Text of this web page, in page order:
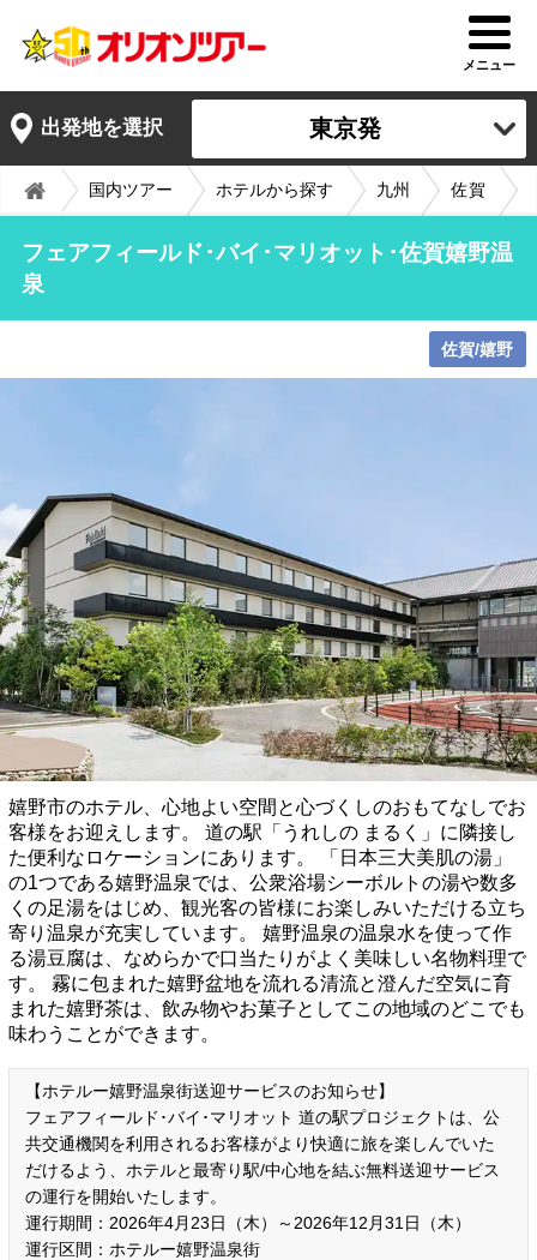
メニュー
出発地を選択 東京発
国内ツアー ホテルから探す 九州 佐賀
フェアフィールド･バイ･マリオット･佐賀嬉野温
泉
佐賀/嬉野
嬉野市のホテル、心地よい空間と心づくしのおもてなしでお
客様をお迎えします。 道の駅「うれしの まるく」に隣接し
た便利なロケーションにあります。 「日本三大美肌の湯」
の1つである嬉野温泉では、公衆浴場シーボルトの湯や数多
くの足湯をはじめ、観光客の皆様にお楽しみいただける立ち
寄り温泉が充実しています。 嬉野温泉の温泉水を使って作
る湯豆腐は、なめらかで口当たりがよく美味しい名物料理で
す。 霧に包まれた嬉野盆地を流れる清流と澄んだ空気に育
まれた嬉野茶は、飲み物やお菓子としてこの地域のどこでも
味わうことができます。
【ホテルー嬉野温泉街送迎サービスのお知らせ】
フェアフィールド･バイ･マリオット 道の駅プロジェクトは、公
共交通機関を利用されるお客様がより快適に旅を楽しんでいた
だけるよう、ホテルと最寄り駅/中心地を結ぶ無料送迎サービス
の運行を開始いたします。
運行期間：2026年4月23日（木）～2026年12月31日（木）
運行区間：ホテルー嬉野温泉街